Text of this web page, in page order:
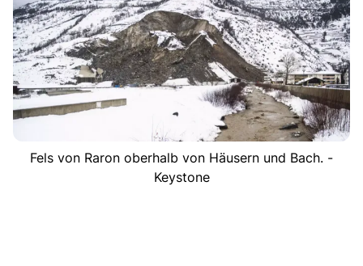
Fels von Raron oberhalb von Häusern und Bach. -
Keystone